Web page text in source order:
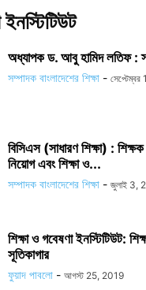
ইনস্টিটিউট
অধ্যাপক ড. আবু হামিদ লতিফ :
সম্পাদক বাংলাদেশের শিক্ষা -
বিসিএস (সাধারণ শিক্ষা) :
নিয়োগ এবং শিক্ষা ও...
সম্পাদক বাংলাদেশের শিক্ষা - জুলাই 3,
শিক্ষা ও গবেষণা ইনস্টিটিউট:
সূতিকাগার
ফুয়াদ পাবলো - আগস্ট 25, 2019